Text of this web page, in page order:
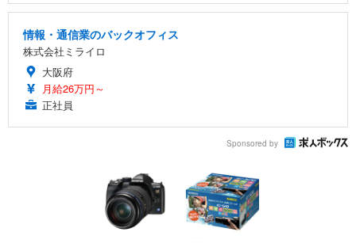
情報・通信業のバックオフィス
株式会社ミライロ
大阪府
月給26万円～
正社員
Sponsored by